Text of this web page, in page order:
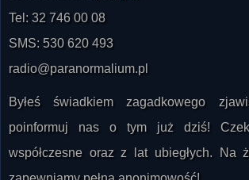
Tel: 32 746 00 08
SMS: 530 620 493
radio@paranormalium.pl
Byłeś świadkiem zagadkowego
poinformuj nas o tym już dziś!
współczesne oraz z lat ubiegłych. Na